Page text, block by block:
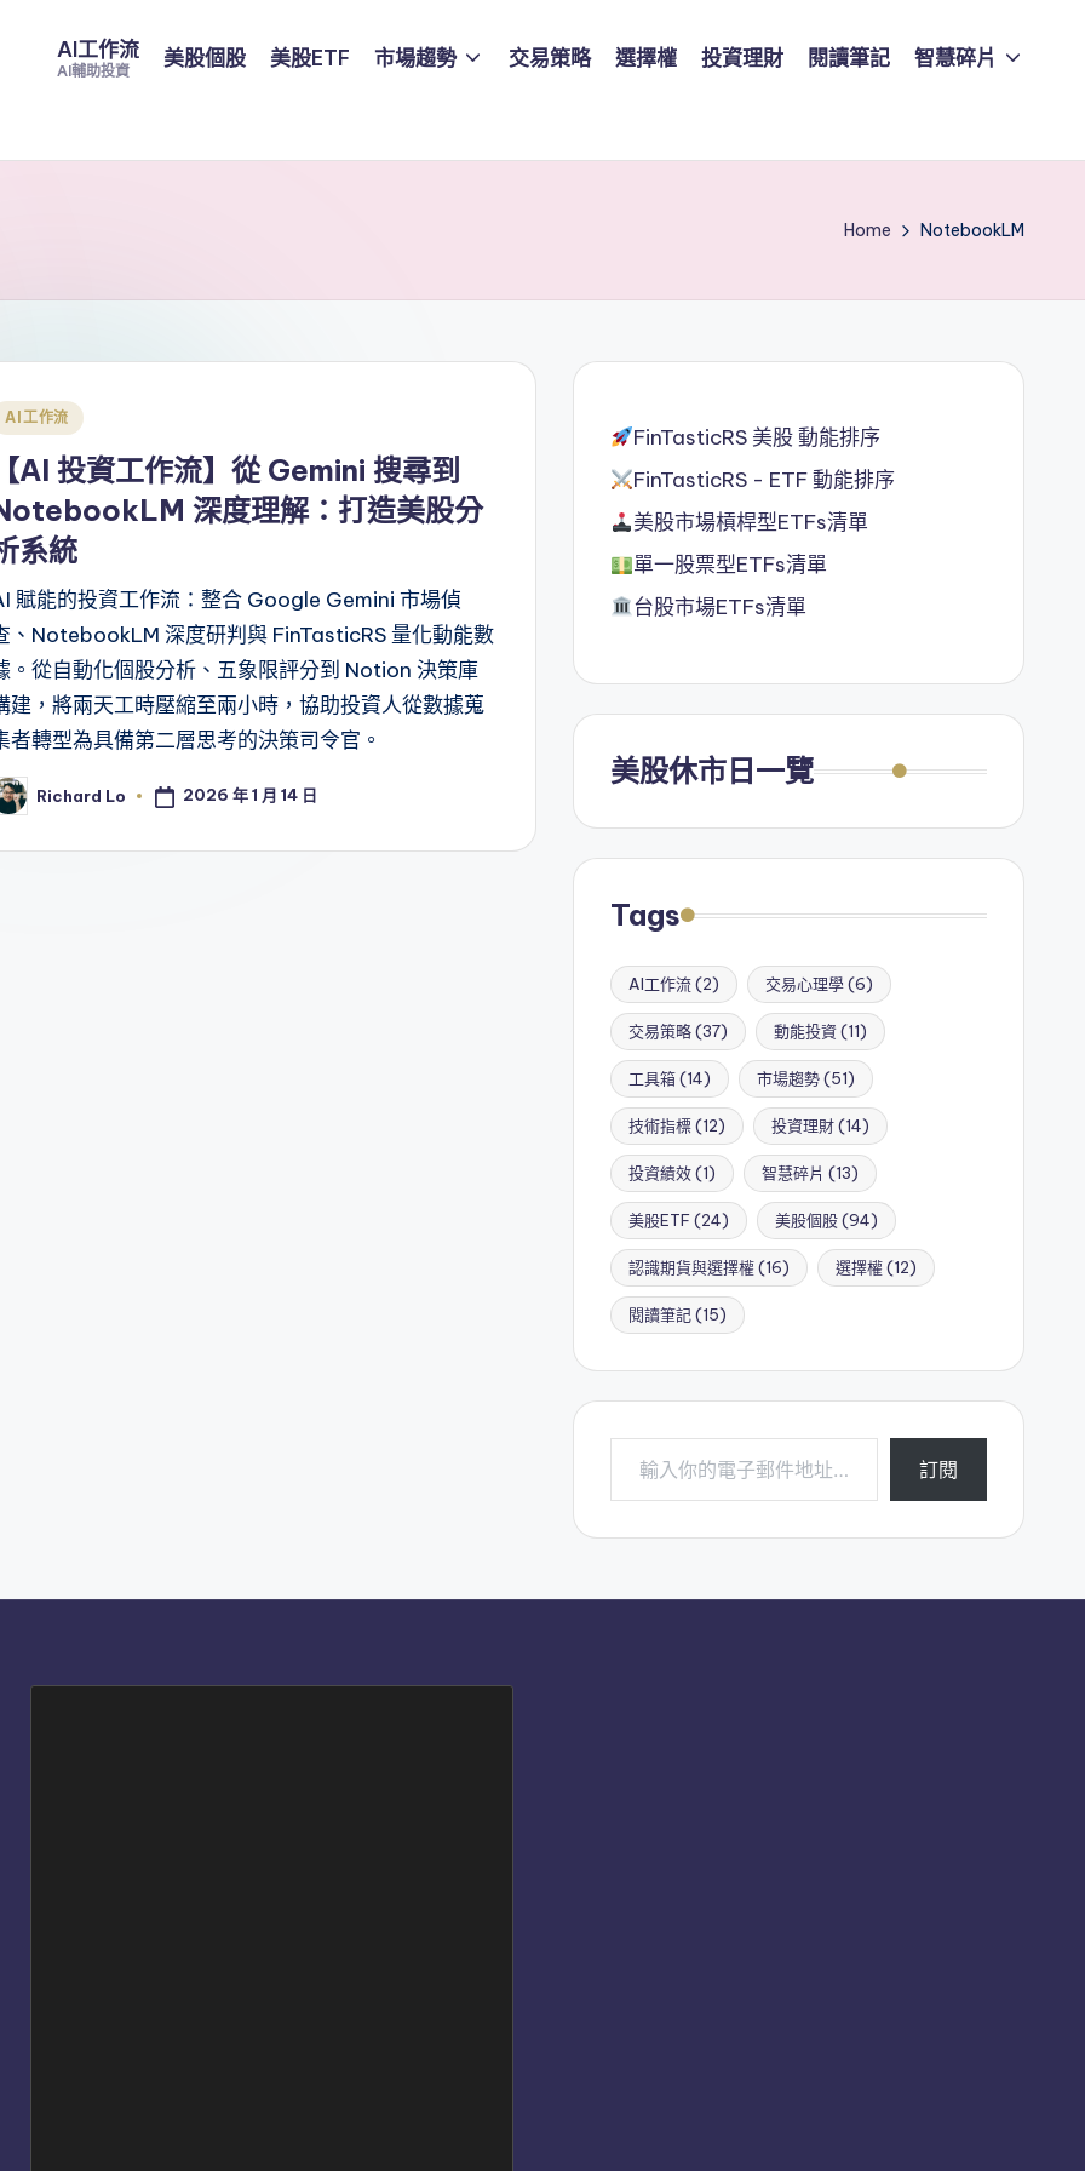
AI工作流
AI輔助投資
美股個股 美股ETF 市場趨勢 交易策略 選擇權 投資理財 閱讀筆記 智慧碎片
Home NotebookLM
AI工作流
AI 投資工作流】從 Gemini 搜尋到
深度理解：打造美股分
系統
賦能的投資工作流：整合 Google Gemini 市場偵
、NotebookLM 深度研判與 FinTasticRS 量化動能數
。從自動化個股分析、五象限評分到 Notion 決策庫
建，將兩天工時壓縮至兩小時，協助投資人從數據蒐
者轉型為具備第二層思考的決策司令官。
Richard Lo 2026 年 1 月 14 日
FinTasticRS 美股 動能排序
FinTasticRS - ETF 動能排序
美股市場槓桿型ETFs清單
單一股票型ETFs清單
台股市場ETFs清單
美股休市日一覽
Tags
AI工作流(2) 交易心理學(6)
交易策略(37) 動能投資(11)
工具箱(14) 市場趨勢(51)
技術指標(12) 投資理財(14)
投資績效(1) 智慧碎片 (13)
美股ETF(24) 美股個股(94)
認識期貨與選擇權(16) 選擇權(12)
閱讀筆記(15)
輸入你的電子郵件地址…
訂閱